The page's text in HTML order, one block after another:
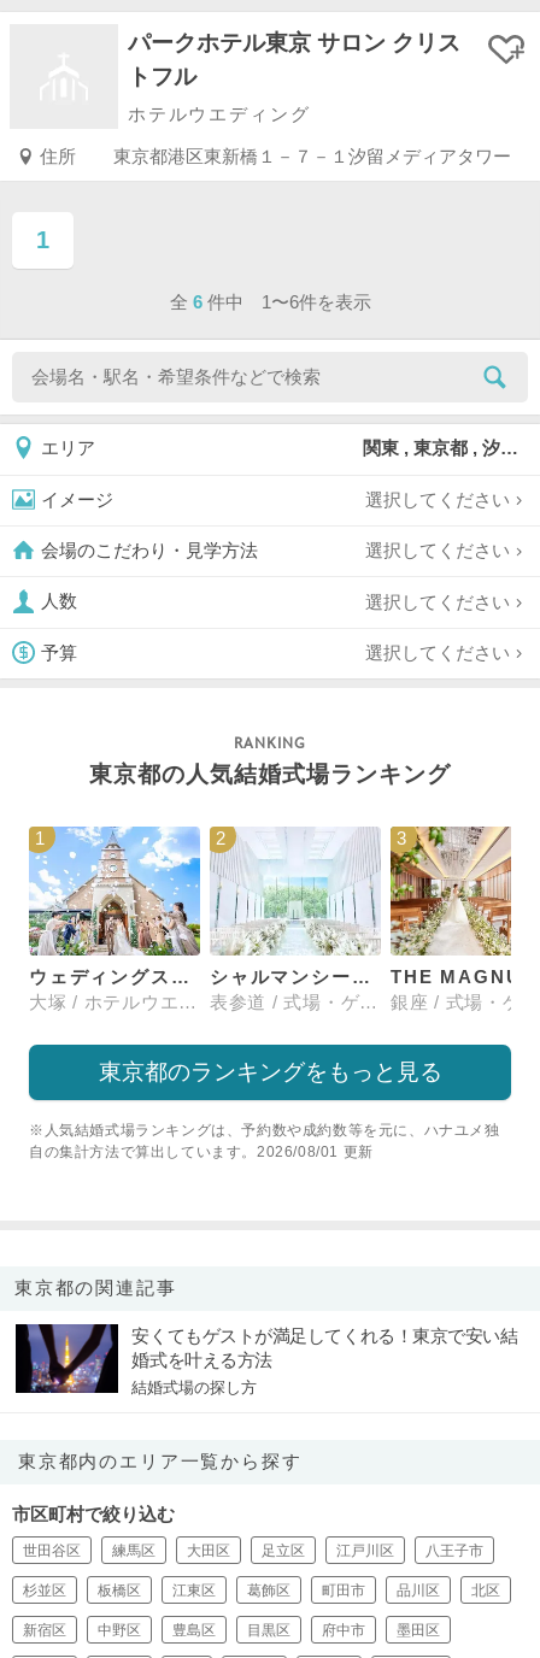
パークホテル東京 サロン クリス
トフル
ホテルウエディング
住所 東京都港区東新橋１－７－１汐留メディアタワー
1
ページ目
全 6 件中 1〜6件を表示
エリア 関東 , 東京都 , 汐留
イメージ 選択してください
会場のこだわり・見学方法 選択してください
人数 選択してください
予算 選択してください
東京都の人気結婚式場ランキング
1
ウェディングスホテル・ベルクラシック東京
大塚 / ホテルウエディング
2
シャルマンシーナTOKYO
表参道 / 式場・ゲストハウス
3
東京都のランキングをもっと見る
※人気結婚式場ランキングは、予約数や成約数等を元に、ハナユメ独
自の集計方法で算出しています。2026/08/01 更新
東京都の関連記事
安くてもゲストが満足してくれる！東京で安い結
婚式を叶える方法
結婚式場の探し方
東京都内のエリア一覧から探す
市区町村で絞り込む
世田谷区 練馬区 大田区 足立区 江戸川区 八王子市
杉並区 板橋区 江東区 葛飾区 町田市 品川区 北区
新宿区 中野区 豊島区 目黒区 府中市 墨田区